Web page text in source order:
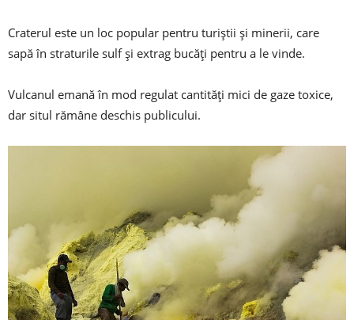
Craterul este un loc popular pentru turiștii și minerii, care
sapă în straturile sulf și extrag bucăți pentru a le vinde.
Vulcanul emană în mod regulat cantități mici de gaze toxice,
dar situl rămâne deschis publicului.